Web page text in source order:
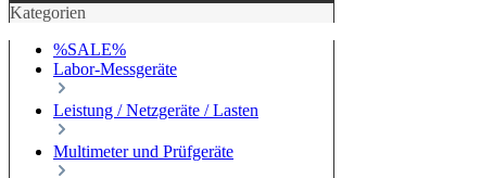
Kategorien
%SALE%
Labor-Messgeräte
Leistung / Netzgeräte / Lasten
Multimeter und Prüfgeräte